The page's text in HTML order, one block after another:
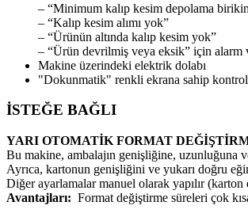
– “Minimum kalıp kesim depolama
– “Kalıp kesim alımı yok”
– “Ürünün altında kalıp kesim yok”
– “Ürün devrilmiş veya eksik” için
Makine üzerindeki elektrik dolabı
"Dokunmatik" renkli ekrana sahip
İSTEĞE BAĞLI
YARI OTOMATİK FORMAT
Bu makine, ambalajın genişliğine, uzunluğuna
Ayrıca, kartonun genişliğini ve yukarı doğru
Diğer ayarlamalar manuel olarak yapılır
Avantajları: Format değiştirme süreleri çok